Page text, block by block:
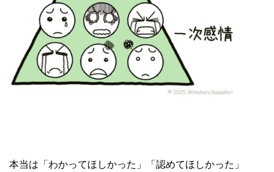
本当は「わかってほしかった」「認めてほしかった」